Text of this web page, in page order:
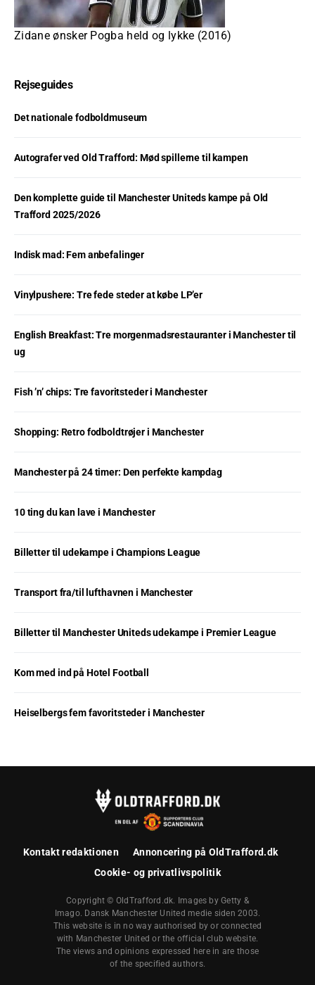
Zidane ønsker Pogba held og lykke (2016)
Rejseguides
Det nationale fodboldmuseum
Autografer ved Old Trafford: Mød spillerne til kampen
Den komplette guide til Manchester Uniteds kampe på Old
Trafford 2025/2026
Indisk mad: Fem anbefalinger
Vinylpushere: Tre fede steder at købe LP’er
English Breakfast: Tre morgenmadsrestauranter i Manchester til
ug
Fish ’n’ chips: Tre favoritsteder i Manchester
Shopping: Retro fodboldtrøjer i Manchester
Manchester på 24 timer: Den perfekte kampdag
10 ting du kan lave i Manchester
Billetter til udekampe i Champions League
Transport fra/til lufthavnen i Manchester
Billetter til Manchester Uniteds udekampe i Premier League
Kom med ind på Hotel Football
Heiselbergs fem favoritsteder i Manchester
Kontakt redaktionen
Annoncering på OldTrafford.dk
Cookie- og privatlivspolitik
Copyright © OldTrafford.dk. Images by Getty &
Imago. Dansk Manchester United medie siden 2003.
This website is in no way authorised by or connected
with Manchester United or the official club website.
The views and opinions expressed here in are those
of the specified authors.